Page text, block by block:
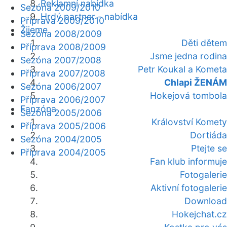
Reklamní nabídka
Hrdý partner - nabídka
Žijeme
Děti dětem
Jsme jedna rodina
Petr Koukal a Kometa
Chlapi ŽENÁM
Hokejová tombola
Fanzóna
Království Komety
Dortiáda
Ptejte se
Fan klub informuje
Fotogalerie
Aktivní fotogalerie
Download
Hokejchat.cz
Sezóna 2009/2010
Příprava 2009/2010
Sezóna 2008/2009
Příprava 2008/2009
Sezóna 2007/2008
Příprava 2007/2008
Sezóna 2006/2007
Příprava 2006/2007
Sezóna 2005/2006
Příprava 2005/2006
Sezóna 2004/2005
Příprava 2004/2005